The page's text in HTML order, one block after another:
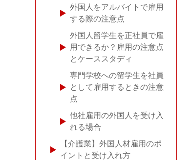
外国人をアルバイトで雇用
する際の注意点
外国人留学生を正社員で雇
用できるか？雇用の注意点
とケーススタディ
専門学校への留学生を社員
として雇用するときの注意
点
他社雇用の外国人を受け入
れる場合
【介護業】外国人材雇用のポ
イントと受け入れ方